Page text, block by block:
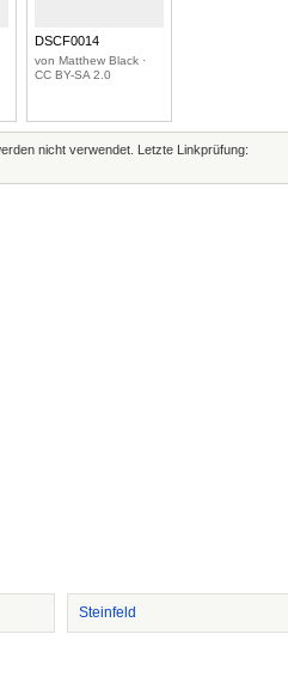
DSCF0014
von Matthew Black ·
CC BY-SA 2.0
nicht verwendet. Letzte Linkprüfung:
Steinfeld